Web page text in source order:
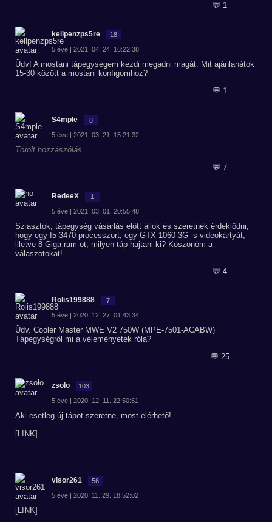
💬 1
kellpenzps5re 18
5 éve | 2021. 04. 24. 16:22:38
Üdv! A mostani tápegységem kezdi megadni magát. Mit ajánlanátok
15-30 között a mostani konfigomhoz?
💬 1
S4mple 8
5 éve | 2021. 03. 21. 15:21:32
Törölt hozzászólás
💬 7
RedeeX 1
5 éve | 2021. 03. 01. 20:55:48
Sziasztok, tápegység vásárlás előtt állok és szeretnék érdeklődni,
hogy egy I5-3470 processzort, egy GTX 1060 3G -s videokártyát,
illetve 8 Giga ram-ot, milyen táp hajtani ki? Köszönöm a
válaszotokat!
💬 4
Rolis199888 7
5 éve | 2020. 12. 27. 01:43:34
Üdv. Cooler Master MWE V2 750W (MPE-7501-ACABW)
Tápegységről mi a véleményetek róla?
💬 25
zsolo 103
5 éve | 2020. 12. 11. 22:50:51
Aki esetleg új tápot szeretne, most elérhető!
[LINK]
visor261 56
5 éve | 2020. 11. 29. 18:52:02
[LINK]